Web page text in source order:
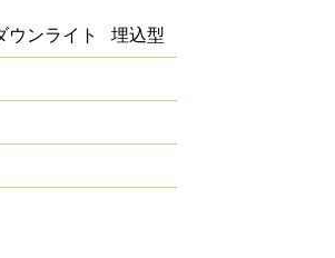
ウンライト 埋込型